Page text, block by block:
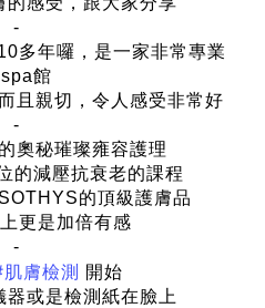
-
多年囉，是一家非常專業
館
且親切，令人感受非常好
-
奧秘璀璨雍容護理
的減壓抗衰老的課程
的頂級護膚品
更是加倍有感
-
膚檢測
開始
或是檢測紙在臉上